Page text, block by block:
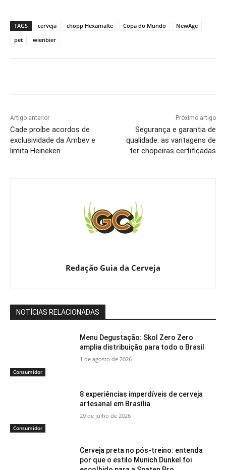
TAGS cerveja chopp Hexamalte Copa do Mundo
NewAge
pet
wienbier
Artigo anterior
Cade proíbe acordos de
exclusividade da Ambev e
limita Heineken
Próximo artigo
Segurança e garantia de
qualidade: as vantagens de
ter chopeiras certificadas
Redação Guia da Cerveja
NOTÍCIAS RELACIONADAS
Consumidor
Menu Degustação: Skol Zero Zero
amplia distribuição para todo o Brasil
1 de agosto de 2026
Consumidor
8 experiências imperdíveis de cerveja
artesanal em Brasília
29 de julho de 2026
Cerveja preta no pós-treino: entenda
por que o estilo Munich Dunkel foi